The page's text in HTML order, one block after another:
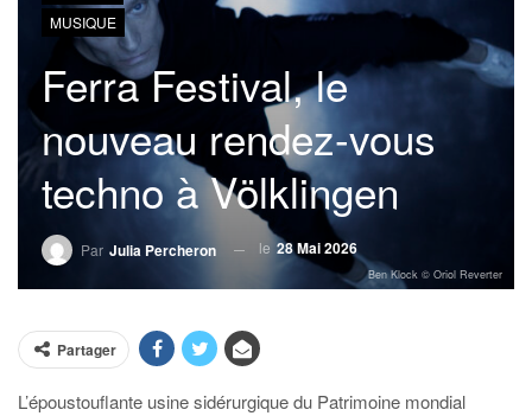
MUSIQUE
Ferra Festival, le
nouveau rendez-vous
techno à Völklingen
Par Julia Percheron le 28 Mai 2026
Ben Klock © Oriol Reverter
Partager
L’époustouflante usine sidérurgique du Patrimoine mondial